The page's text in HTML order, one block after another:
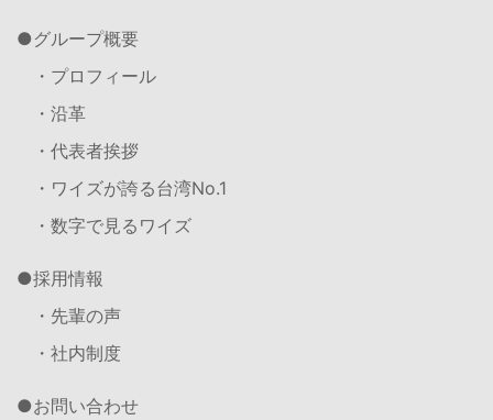
グループ概要
・プロフィール
・沿革
・代表者挨拶
・ワイズが誇る台湾No.1
・数字で見るワイズ
採用情報
・先輩の声
・社内制度
お問い合わせ